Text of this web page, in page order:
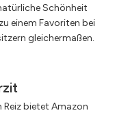
Schönheit
einem Favoriten bei
gleichermaßen.
Reiz bietet Amazon